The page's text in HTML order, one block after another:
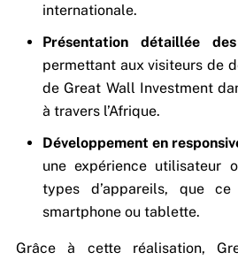
internationale.
Présentation détaillée
permettant aux visiteurs de
de Great Wall Investment
à travers l’Afrique.
Développement en
une expérience utilisateur
types d’appareils, que
smartphone ou tablette.
Grâce à cette réalisation,